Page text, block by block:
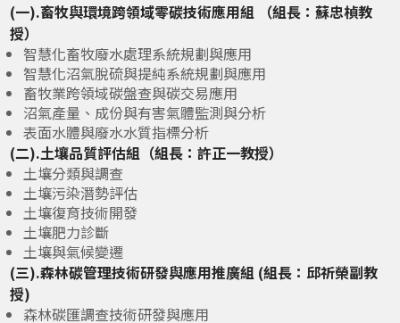
(一).畜牧與環境跨領域零碳技術應用組 （組長：蘇忠楨教
授）
智慧化畜牧廢水處理系統規劃與應用
智慧化沼氣脫硫與提純系統規劃與應用
畜牧業跨領域碳盤查與碳交易應用
沼氣產量、成份與有害氣體監測與分析
表面水體與廢水水質指標分析
(二).土壤品質評估組（組長：許正一教授）
土壤分類與調查
土壤污染潛勢評估
土壤復育技術開發
土壤肥力診斷
土壤與氣候變遷
(三).森林碳管理技術研發與應用推廣組 (組長：邱祈榮副教
授)
森林碳匯調查技術研發與應用